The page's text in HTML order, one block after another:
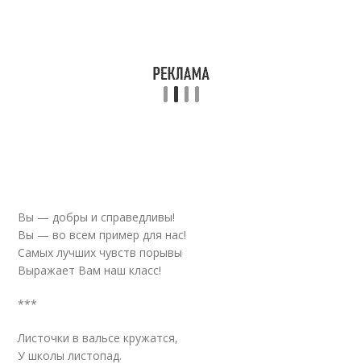
Вы — добры и справедливы!
Вы — во всем пример для нас!
Самых лучших чувств порывы
Выражает Вам наш класс!
***
Листочки в вальсе кружатся,
У школы листопад.